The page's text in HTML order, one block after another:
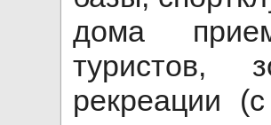
дома
туристов,
рекреации